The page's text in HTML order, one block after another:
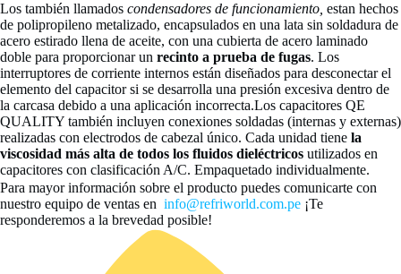
Los también llamados condensadores de funcionamiento, estan hechos
de polipropileno metalizado, encapsulados en una lata sin soldadura de
acero estirado llena de aceite, con una cubierta de acero laminado
doble para proporcionar un recinto a prueba de fugas. Los
interruptores de corriente internos están diseñados para desconectar el
elemento del capacitor si se desarrolla una presión excesiva dentro de
la carcasa debido a una aplicación incorrecta.Los capacitores QE
QUALITY también incluyen conexiones soldadas (internas y externas)
realizadas con electrodos de cabezal único. Cada unidad tiene la
viscosidad más alta de todos los fluidos dieléctricos utilizados en
capacitores con clasificación A/C. Empaquetado individualmente.
Para mayor información sobre el producto puedes comunicarte con
nuestro equipo de ventas en info@refriworld.com.pe ¡Te
responderemos a la brevedad posible!